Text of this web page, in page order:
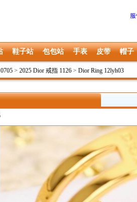
鞋子站 包包站 手表 皮带 帽子
> 2025 Dior 戒指 1126 > Dior Ring 12lyh03
上一张